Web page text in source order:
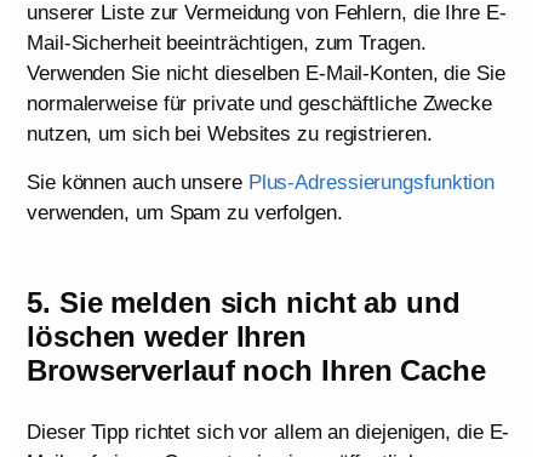
unserer Liste zur Vermeidung von Fehlern, die Ihre E-
Mail-Sicherheit beeinträchtigen, zum Tragen.
Verwenden Sie nicht dieselben E-Mail-Konten, die Sie
normalerweise für private und geschäftliche Zwecke
nutzen, um sich bei Websites zu registrieren.
Sie können auch unsere Plus-Adressierungsfunktion
verwenden, um Spam zu verfolgen.
5. Sie melden sich nicht ab und
löschen weder Ihren
Browserverlauf noch Ihren Cache
Dieser Tipp richtet sich vor allem an diejenigen, die E-